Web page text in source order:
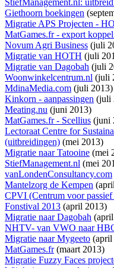
StiefManagement.nl:
Giethoorn boekingen
Migratie APS Projecten -
MatGames.fr - export
Novum Agri Business (juli
Migratie van HOTH (juli
Migratie van Dagobah (juli
Woonwinkelcentrum.nl (juli
MdinaMedia.com (juli 2013)
Kinkorn - aanpassingen (juli
Meating.nu (juni 2013)
MatGames.fr - Scellius (juni
Lectoraat Centre for
(uitbreidingen) (mei 2013)
Migratie naar Tatooine (mei
StiefManagement.nl (mei
vanLondenConsultancy.com
Mantelzorg de Kempen
CPVI (Centrum voor
Fonstival 2013 (april 2013)
Migratie naar Dagobah
NHTV- van VWO naar
Migratie naar Mygeeto (april
MatGames.fr(maart 2013)
Migratie Fuzzy Faces